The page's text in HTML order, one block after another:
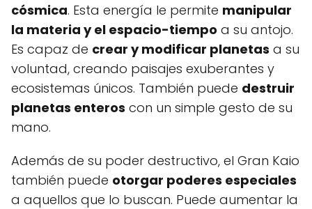
cósmica. Esta energía le permite manipular
la materia y el espacio-tiempo a su antojo.
Es capaz de crear y modificar planetas a su
voluntad, creando paisajes exuberantes y
ecosistemas únicos. También puede destruir
planetas enteros con un simple gesto de su
mano.
Además de su poder destructivo, el Gran Kaio
también puede otorgar poderes especiales
a aquellos que lo buscan. Puede aumentar la